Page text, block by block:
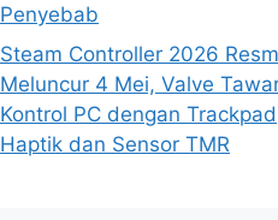
Penyebab
Steam Controller 2026
Meluncur 4 Mei, Valve
Kontrol PC dengan Trackpad
Haptik dan Sensor TMR